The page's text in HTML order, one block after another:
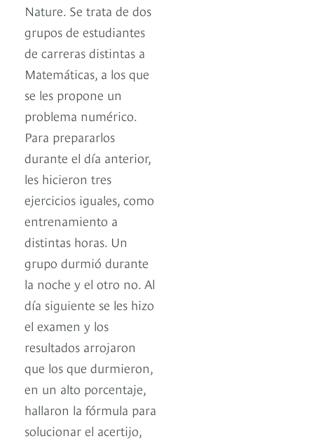
Nature. Se trata de dos
grupos de estudiantes
de carreras distintas a
Matemáticas, a los que
se les propone un
problema numérico.
Para prepararlos
durante el día anterior,
les hicieron tres
ejercicios iguales, como
entrenamiento a
distintas horas. Un
grupo durmió durante
la noche y el otro no. Al
día siguiente se les hizo
el examen y los
resultados arrojaron
que los que durmieron,
en un alto porcentaje,
hallaron la fórmula para
solucionar el acertijo,